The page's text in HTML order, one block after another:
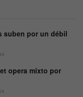
suben por un débil
opera mixto por